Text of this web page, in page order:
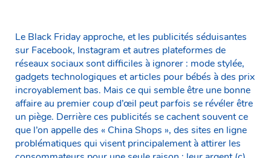
Le Black Friday approche, et les publicités séduisantes
sur Facebook, Instagram et autres plateformes de
réseaux sociaux sont difficiles à ignorer : mode stylée,
gadgets technologiques et articles pour bébés à des prix
incroyablement bas. Mais ce qui semble être une bonne
affaire au premier coup d’œil peut parfois se révéler être
un piège. Derrière ces publicités se cachent souvent ce
que l’on appelle des « China Shops », des sites en ligne
problématiques qui visent principalement à attirer les